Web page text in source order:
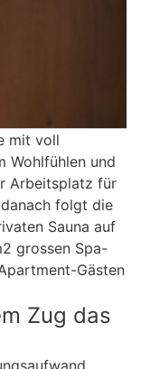
mit voll
Wohlfühlen und
Arbeitsplatz für
folgt die
Sauna auf
grossen Spa-
Gästen
Zug das